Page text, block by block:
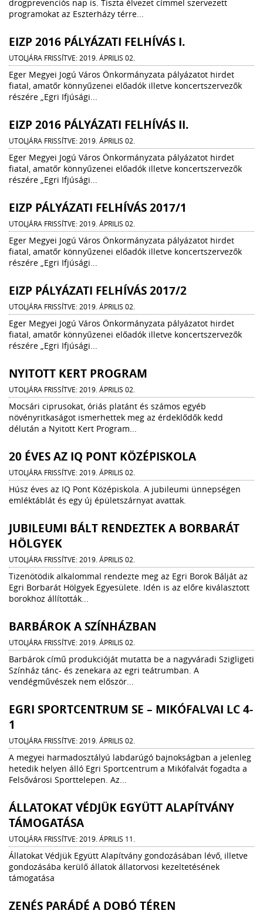
drogprevenciós nap is. Tiszta élvezet címmel szervezett
programokat az Eszterházy térre...
EIZP 2016 PÁLYÁZATI FELHÍVÁS I.
UTOLJÁRA FRISSÍTVE: 2019. ÁPRILIS 02.
Eger Megyei Jogú Város Önkormányzata pályázatot hirdet
fiatal, amatőr könnyűzenei előadók illetve koncertszervezők
részére „Egri Ifjúsági...
EIZP 2016 PÁLYÁZATI FELHÍVÁS II.
UTOLJÁRA FRISSÍTVE: 2019. ÁPRILIS 02.
Eger Megyei Jogú Város Önkormányzata pályázatot hirdet
fiatal, amatőr könnyűzenei előadók illetve koncertszervezők
részére „Egri Ifjúsági...
EIZP PÁLYÁZATI FELHÍVÁS 2017/1
UTOLJÁRA FRISSÍTVE: 2019. ÁPRILIS 02.
Eger Megyei Jogú Város Önkormányzata pályázatot hirdet
fiatal, amatőr könnyűzenei előadók illetve koncertszervezők
részére „Egri Ifjúsági...
EIZP PÁLYÁZATI FELHÍVÁS 2017/2
UTOLJÁRA FRISSÍTVE: 2019. ÁPRILIS 02.
Eger Megyei Jogú Város Önkormányzata pályázatot hirdet
fiatal, amatőr könnyűzenei előadók illetve koncertszervezők
részére „Egri Ifjúsági...
NYITOTT KERT PROGRAM
UTOLJÁRA FRISSÍTVE: 2019. ÁPRILIS 02.
Mocsári ciprusokat, óriás platánt és számos egyéb
növényritkaságot ismerhettek meg az érdeklődők kedd
délután a Nyitott Kert Program...
20 ÉVES AZ IQ PONT KÖZÉPISKOLA
UTOLJÁRA FRISSÍTVE: 2019. ÁPRILIS 02.
Húsz éves az IQ Pont Középiskola. A jubileumi ünnepségen
emléktáblát és egy új épületszárnyat avattak.
JUBILEUMI BÁLT RENDEZTEK A BORBARÁT
HÖLGYEK
UTOLJÁRA FRISSÍTVE: 2019. ÁPRILIS 02.
Tizenötödik alkalommal rendezte meg az Egri Borok Bálját az
Egri Borbarát Hölgyek Egyesülete. Idén is az előre kiválasztott
borokhoz állították...
BARBÁROK A SZÍNHÁZBAN
UTOLJÁRA FRISSÍTVE: 2019. ÁPRILIS 02.
Barbárok című produkcióját mutatta be a nagyváradi Szigligeti
Színház tánc- és zenekara az egri teátrumban. A
vendégművészek nem először...
EGRI SPORTCENTRUM SE – MIKÓFALVAI LC 4-
1
UTOLJÁRA FRISSÍTVE: 2019. ÁPRILIS 02.
A megyei harmadosztályú labdarúgó bajnokságban a jelenleg
hetedik helyen álló Egri Sportcentrum a Mikófalvát fogadta a
Felsővárosi Sporttelepen. Az...
ÁLLATOKAT VÉDJÜK EGYÜTT ALAPÍTVÁNY
TÁMOGATÁSA
UTOLJÁRA FRISSÍTVE: 2019. ÁPRILIS 11.
Állatokat Védjük Együtt Alapítvány gondozásában lévő, illetve
gondozásába kerülő állatok állatorvosi kezeltetésének
támogatása
ZENÉS PARÁDÉ A DOBÓ TÉREN